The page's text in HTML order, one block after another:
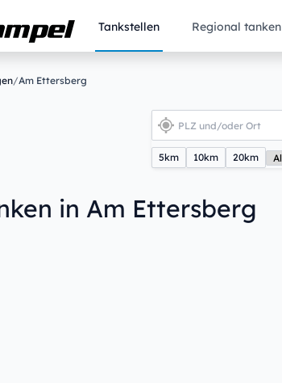
Tankstellen Regional tanken
/Am Ettersberg
5km 10km 20km
in Am Ettersberg